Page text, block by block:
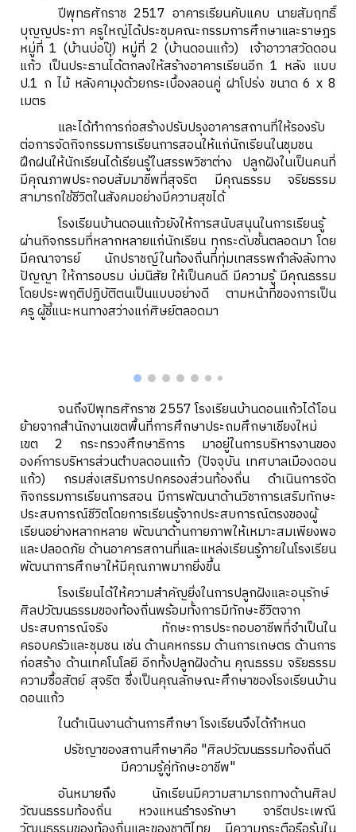
ปีพุทธศักราช 2517 อาคารเรียนคับแคบ นายสัมฤทธิ์
บุญญประภา ครูใหญ่ได้ประชุมคณะกรรมการศึกษาและราษฎร
หมู่ที่ 1 (บ้านบ่อปุ๊) หมู่ที่ 2 (บ้านดอนแก้ว) เจ้าอาวาสวัดดอน
แก้ว เป็นประธานได้ตกลงให้สร้างอาคารเรียนอีก 1 หลัง แบบ
ป.1 ก ไม้ หลังคามุงด้วยกระเบื้องลอนคู่ ฝาโปร่ง ขนาด 6 x 8
เมตร
และได้ทำการก่อสร้างปรับปรุงอาคารสถานที่ให้รองรับ
ต่อการจัดกิจกรรมการเรียนการสอนให้แก่นักเรียนในชุมชน
ฝึกฝนให้นักเรียนได้เรียนรู้ในสรรพวิชาต่าง ปลูกฝังในเป็นคนที่
มีคุณภาพประกอบสัมมาชีพที่สุจริต มีคุณธรรม จริยธรรม
สามารถใช้ชีวิตในสังคมอย่างมีความสุขได้
โรงเรียนบ้านดอนแก้วยังให้การสนับสนุนในการเรียนรู้
ผ่านกิจกรรมที่หลากหลายแก่นักเรียน ทุกระดับชั้นตลอดมา โดย
มีคณาจารย์ นักปราชญ์ในท้องถิ่นที่ทุ่มเทสรรพกำลังลังทาง
ปัญญา ให้การอบรม บ่มนิสัย ให้เป็นคนดี มีความรู้ มีคุณธรรม
โดยประพฤติปฏิบัติตนเป็นแบบอย่างดี ตามหน้าที่ของการเป็น
ครู ผู้ชี้แนะหนทางสว่างแก่ศิษย์ตลอดมา
จนถึงปีพุทธศักราช 2557 โรงเรียนบ้านดอนแก้วได้โอน
ย้ายจากสำนักงานเขตพื้นที่การศึกษาประถมศึกษาเชียงใหม่
เขต 2 กระทรวงศึกษาธิการ มาอยู่ในการบริหารงานของ
องค์การบริหารส่วนตำบลดอนแก้ว (ปัจจุบัน เทศบาลเมืองดอน
แก้ว) กรมส่งเสริมการปกครองส่วนท้องถิ่น ดำเนินการจัด
กิจกรรมการเรียนการสอน มีการพัฒนาด้านวิชาการเสริมทักษะ
ประสบการณ์ชีวิตโดยการเรียนรู้จากประสบการณ์ตรงของผู้
เรียนอย่างหลากหลาย พัฒนาด้านกายภาพให้เหมาะสมเพียงพอ
และปลอดภัย ด้านอาคารสถานที่และแหล่งเรียนรู้ภายในโรงเรียน
พัฒนาการศึกษาให้มีคุณภาพมากยิ่งขึ้น
โรงเรียนได้ให้ความสำคัญยิ่งในการปลูกฝังและอนุรักษ์
ศิลปวัฒนธรรมของท้องถิ่นพร้อมทั้งการมีทักษะชีวิตจาก
ประสบการณ์จริง ทักษะการประกอบอาชีพที่จำเป็นใน
ครอบครัวและชุมชน เช่น ด้านคหกรรม ด้านการเกษตร ด้านการ
ก่อสร้าง ด้านเทคโนโลยี อีกทั้งปลูกฝังด้าน คุณธรรม จริยธรรม
ความซื้อสัตย์ สุจริต ซึ่งเป็นคุณลักษณะศึกษาของโรงเรียนบ้าน
ดอนแก้ว
ในดำเนินงานด้านการศึกษา โรงเรียนจึงได้กำหนด
ปรัชญาของสถานศึกษาคือ "ศิลปวัฒนธรรมท้องถิ่นดี
มีความรู้คู่ทักษะอาชีพ"
อันหมายถึง นักเรียนมีความสามารถทางด้านศิลป
วัฒนธรรมท้องถิ่น หวงแหนธำรงรักษา จารีตประเพณี